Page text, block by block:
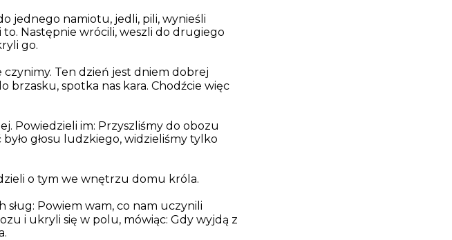
jednego namiotu, jedli, pili, wynieśli
to. Następnie wrócili, weszli do drugiego
go.
Ten dzień jest dniem dobrej
brzasku, spotka nas kara. Chodźcie więc
Powiedzieli im: Przyszliśmy do obozu
głosu ludzkiego, widzieliśmy tylko
o tym we wnętrzu domu króla.
sług: Powiem wam, co nam uczynili
i ukryli się w polu, mówiąc: Gdy wyjdą z